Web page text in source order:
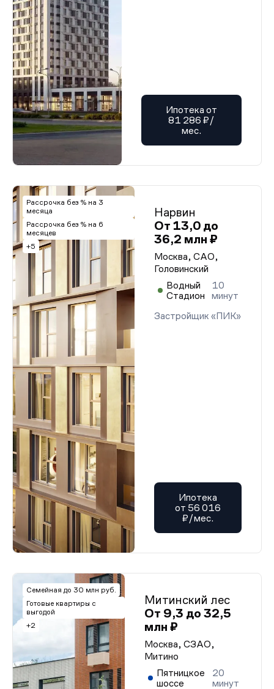
Ипотека от
81 286 ₽/
мес.
Рассрочка без % на 3
месяца
Рассрочка без % на 6
месяцев
+5
Нарвин
От 13,0 до
36,2 млн ₽
Москва, САО,
Головинский
Водный
Стадион
10
минут
Застройщик «ПИК»
Ипотека
от 56 016
₽/мес.
Семейная до 30 млн руб.
Готовые квартиры с
выгодой
+2
Митинский лес
От 9,3 до 32,5
млн ₽
Москва, СЗАО,
Митино
Пятницкое
шоссе
20
минут